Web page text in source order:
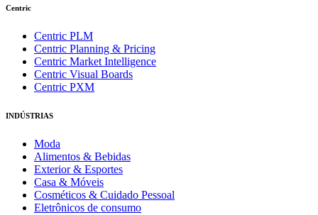
Centric
Centric PLM
Centric Planning & Pricing
Centric Market Intelligence
Centric Visual Boards
Centric PXM
INDÚSTRIAS
Moda
Alimentos & Bebidas
Exterior & Esportes
Casa & Móveis
Cosméticos & Cuidado Pessoal
Eletrônicos de consumo